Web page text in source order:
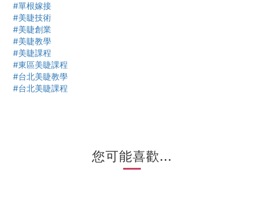
#單根嫁接
#美睫技術
#美睫創業
#美睫教學
#美睫課程
#東區美睫課程
#台北美睫教學
#台北美睫課程
您可能喜歡...